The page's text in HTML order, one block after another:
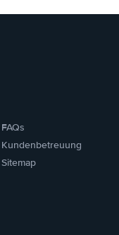
FAQs
Kundenbetreuung
Sitemap